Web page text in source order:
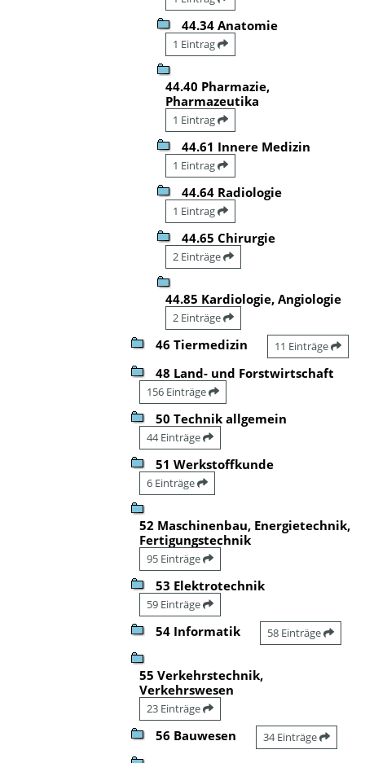
44.34 Anatomie
1 Eintrag
44.40 Pharmazie,
Pharmazeutika
1 Eintrag
44.61 Innere Medizin
1 Eintrag
44.64 Radiologie
1 Eintrag
44.65 Chirurgie
2 Einträge
44.85 Kardiologie, Angiologie
2 Einträge
46 Tiermedizin 11 Einträge
48 Land- und Forstwirtschaft
156 Einträge
50 Technik allgemein
44 Einträge
51 Werkstoffkunde
6 Einträge
52 Maschinenbau, Energietechnik,
Fertigungstechnik
95 Einträge
53 Elektrotechnik
59 Einträge
54 Informatik 58 Einträge
55 Verkehrstechnik,
Verkehrswesen
23 Einträge
56 Bauwesen 34 Einträge